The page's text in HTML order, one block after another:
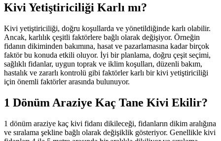
Kivi Yetiştiriciliği Karlı mı?
Kivi yetiştiriciliği, doğru koşullarda ve yönetildiğinde karlı olabilir.
Ancak, karlılık çeşitli faktörlere bağlı olarak değişiyor. Örneğin
fidanın dikiminden bakımına, hasat ve pazarlamasına kadar birçok
faktör bu konuda etkili oluyor. İyi bir planlama, doğru çeşit seçimi,
sağlıklı fidanlar, uygun toprak ve iklim koşulları, düzenli bakım,
hastalık ve zararlı kontrolü gibi faktörler karlı bir kivi yetiştiriciliği
için önemli faktörler arasında bulunuyor.
1 Dönüm Araziye Kaç Tane Kivi Ekilir?
1 dönüm araziye kaç kivi fidanı dikileceği, fidanların dikim aralığına
ve sıralama şekline bağlı olarak değişiklik gösteriyor. Genellikle kivi